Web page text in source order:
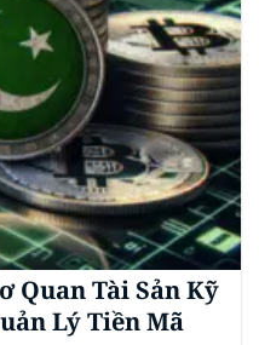
Quan Tài Sản Kỹ
Lý Tiền Mã